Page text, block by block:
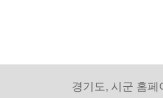
경기도, 시군 홈페